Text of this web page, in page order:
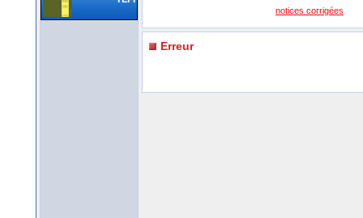
notices corrigées
Erreur